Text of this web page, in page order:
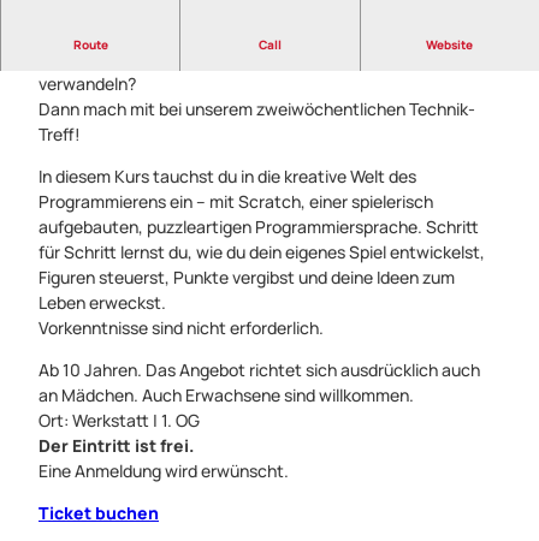
Route Call Website
Hast du Lust, deine eigenen Ideen in digitale Projekte zu
verwandeln?
Dann mach mit bei unserem zweiwöchentlichen Technik-
Treff!
In diesem Kurs tauchst du in die kreative Welt des
Programmierens ein – mit Scratch, einer spielerisch
aufgebauten, puzzleartigen Programmiersprache. Schritt
für Schritt lernst du, wie du dein eigenes Spiel entwickelst,
Figuren steuerst, Punkte vergibst und deine Ideen zum
Leben erweckst.
Vorkenntnisse sind nicht erforderlich.
Ab 10 Jahren. Das Angebot richtet sich ausdrücklich auch
an Mädchen. Auch Erwachsene sind willkommen.
Ort: Werkstatt | 1. OG
Der Eintritt ist frei.
Eine Anmeldung wird erwünscht.
Ticket buchen